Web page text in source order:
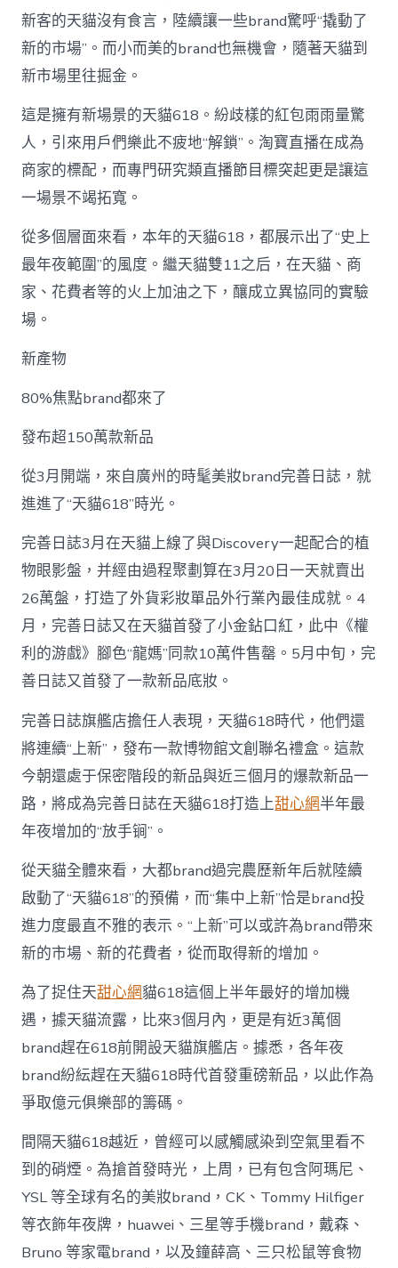
新客的天貓沒有食言，陸續讓一些brand驚呼“撬動了
新的市場”。而小而美的brand也無機會，隨著天貓到
新市場里往掘金。
這是擁有新場景的天貓618。紛歧樣的紅包雨雨量驚
人，引來用戶們樂此不疲地“解鎖”。淘寶直播在成為
商家的標配，而專門研究類直播節目標突起更是讓這
一場景不竭拓寬。
從多個層面來看，本年的天貓618，都展示出了“史上
最年夜範圍”的風度。繼天貓雙11之后，在天貓、商
家、花費者等的火上加油之下，釀成立異協同的實驗
場。
新產物
80%焦點brand都來了
發布超150萬款新品
從3月開端，來自廣州的時髦美妝brand完善日誌，就
進進了“天貓618”時光。
完善日誌3月在天貓上線了與Discovery一起配合的植
物眼影盤，并經由過程聚劃算在3月20日一天就賣出
26萬盤，打造了外貨彩妝單品外行業內最佳成就。4
月，完善日誌又在天貓首發了小金鉆口紅，此中《權
利的游戲》腳色“龍媽”同款10萬件售罄。5月中旬，完
善日誌又首發了一款新品底妝。
完善日誌旗艦店擔任人表現，天貓618時代，他們還
將連續“上新”，發布一款博物館文創聯名禮盒。這款
今朝還處于保密階段的新品與近三個月的爆款新品一
路，將成為完善日誌在天貓618打造上甜心網半年最
年夜增加的“放手锏”。
從天貓全體來看，大都brand過完農歷新年后就陸續
啟動了“天貓618”的預備，而“集中上新”恰是brand投
進力度最直不雅的表示。“上新”可以或許為brand帶來
新的市場、新的花費者，從而取得新的增加。
為了捉住天甜心網貓618這個上半年最好的增加機
遇，據天貓流露，比來3個月內，更是有近3萬個
brand趕在618前開設天貓旗艦店。據悉，各年夜
brand紛紜趕在天貓618時代首發重磅新品，以此作為
爭取億元俱樂部的籌碼。
間隔天貓618越近，曾經可以感觸感染到空氣里看不
到的硝煙。為搶首發時光，上周，已有包含阿瑪尼、
YSL 等全球有名的美妝brand，CK、Tommy Hilfiger
等衣飾年夜牌，huawei、三星等手機brand，戴森、
Bruno 等家電brand，以及鐘薛高、三只松鼠等食物